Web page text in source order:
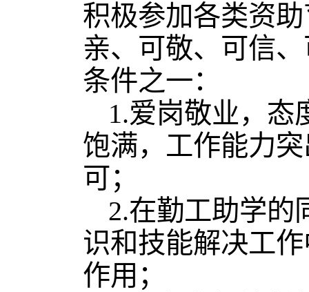
积极参加各类资
亲、可敬、可信
条件之一：
1.爱岗敬业，态
饱满，工作能力
可；
2.在勤工助学的
识和技能解决工
作用；